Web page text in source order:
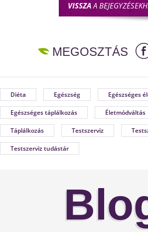
VISSZAA
MEGOSZTÁS
Diéta Egészség Egészséges
Egészséges táplálkozás Életmódváltás
Táplálkozás Testszerviz
Testszerviz tudástár